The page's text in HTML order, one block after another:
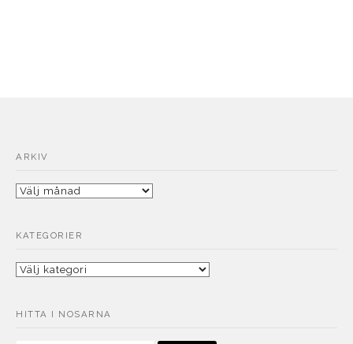
ARKIV
Arkiv
KATEGORIER
Kategorier
HITTA I NOSARNA